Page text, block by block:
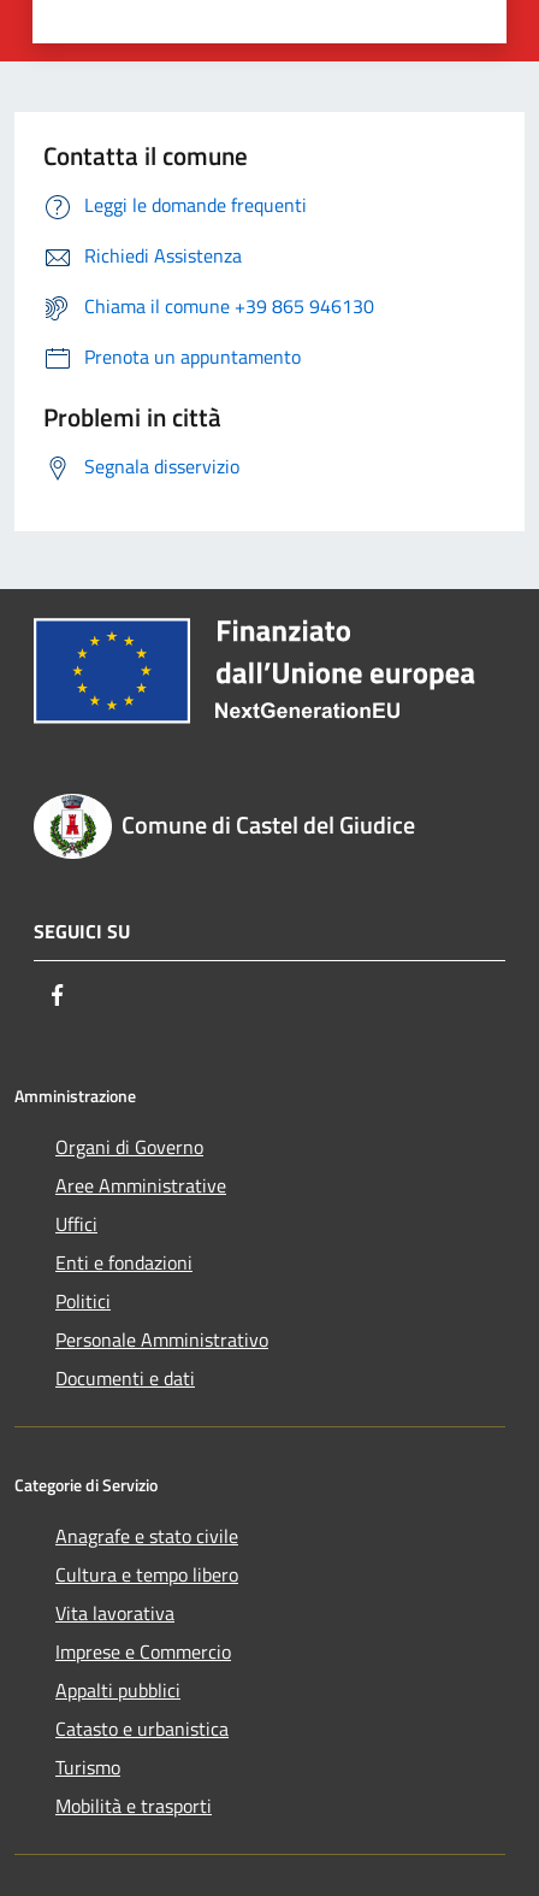
Contatta il comune
Leggi le domande frequenti
Richiedi Assistenza
Chiama il comune +39 865 946130
Prenota un appuntamento
Problemi in città
Segnala disservizio
Comune di Castel del Giudice
SEGUICI SU
Amministrazione
Organi di Governo
Aree Amministrative
Uffici
Enti e fondazioni
Politici
Personale Amministrativo
Documenti e dati
Categorie di Servizio
Anagrafe e stato civile
Cultura e tempo libero
Vita lavorativa
Imprese e Commercio
Appalti pubblici
Catasto e urbanistica
Turismo
Mobilità e trasporti